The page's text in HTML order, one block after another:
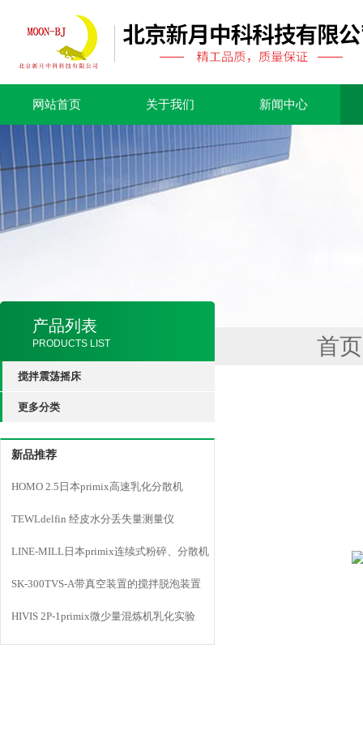
网站首页 关于我们 新闻中心
产品列表
PRODUCTS LIST
搅拌震荡摇床
更多分类
新品推荐
HOMO 2.5日本primix高速乳化分散机
TEWLdelfin 经皮水分丢失量测量仪
LINE-MILL日本primix连续式粉碎、分散机
LINE MILL
SK-300TVS-A带真空装置的搅拌脱泡装置
HIVIS 2P-1primix微少量混炼机乳化实验
首页